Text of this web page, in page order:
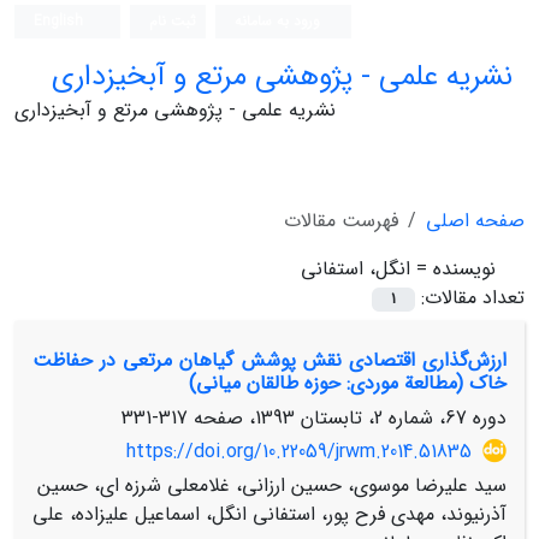
نشریه علمی - پژوهشی مرتع و آبخیزداری
نشریه علمی - پژوهشی مرتع و آبخیزداری
صفحه اصلی
فهرست مقالات
نویسنده = انگل، استفانی
تعداد مقالات:
1
ارزش‌گذاری اقتصادی نقش پوشش گیاهان مرتعی در حفاظت
خاک (مطالعة موردی: حوزه طالقان میانی)
دوره 67، شماره 2، تابستان 1393، صفحه
317-331
https://doi.org/10.22059/jrwm.2014.51835
سید علیرضا موسوی، حسین ارزانی، غلامعلی شرزه ای، حسین
آذرنیوند، مهدی فرح پور، استفانی انگل، اسماعیل علیزاده، علی